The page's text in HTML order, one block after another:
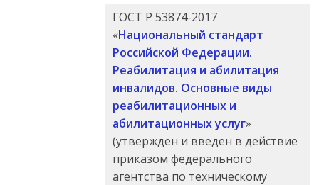
ГОСТ Р 53874-2017
«Национальный стандарт
Российской Федерации.
Реабилитация и абилитация
инвалидов. Основные виды
реабилитационных и
абилитационных услуг»
(утвержден и введен в действие
приказом федерального
агентства по техническому